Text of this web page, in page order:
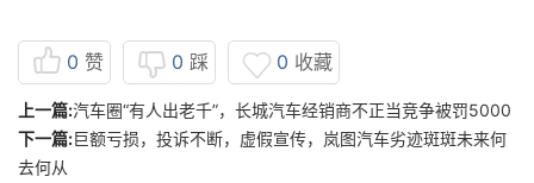
0 赞 0 踩 0 收藏
上一篇:汽车圈“有人出老千”，长城汽车经销商不正当竞争被罚5000
下一篇:巨额亏损，投诉不断，虚假宣传，岚图汽车劣迹斑斑未来何
去何从